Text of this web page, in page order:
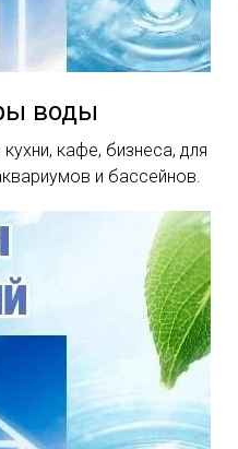
воды
кафе, бизнеса, для
и бассейнов.